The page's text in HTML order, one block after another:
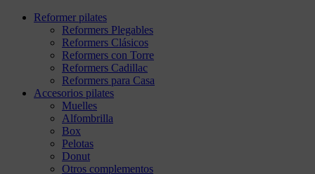
Reformer pilates
Reformers Plegables
Reformers Clásicos
Reformers con Torre
Reformers Cadillac
Reformers para Casa
Accesorios pilates
Muelles
Alfombrilla
Box
Pelotas
Donut
Otros complementos